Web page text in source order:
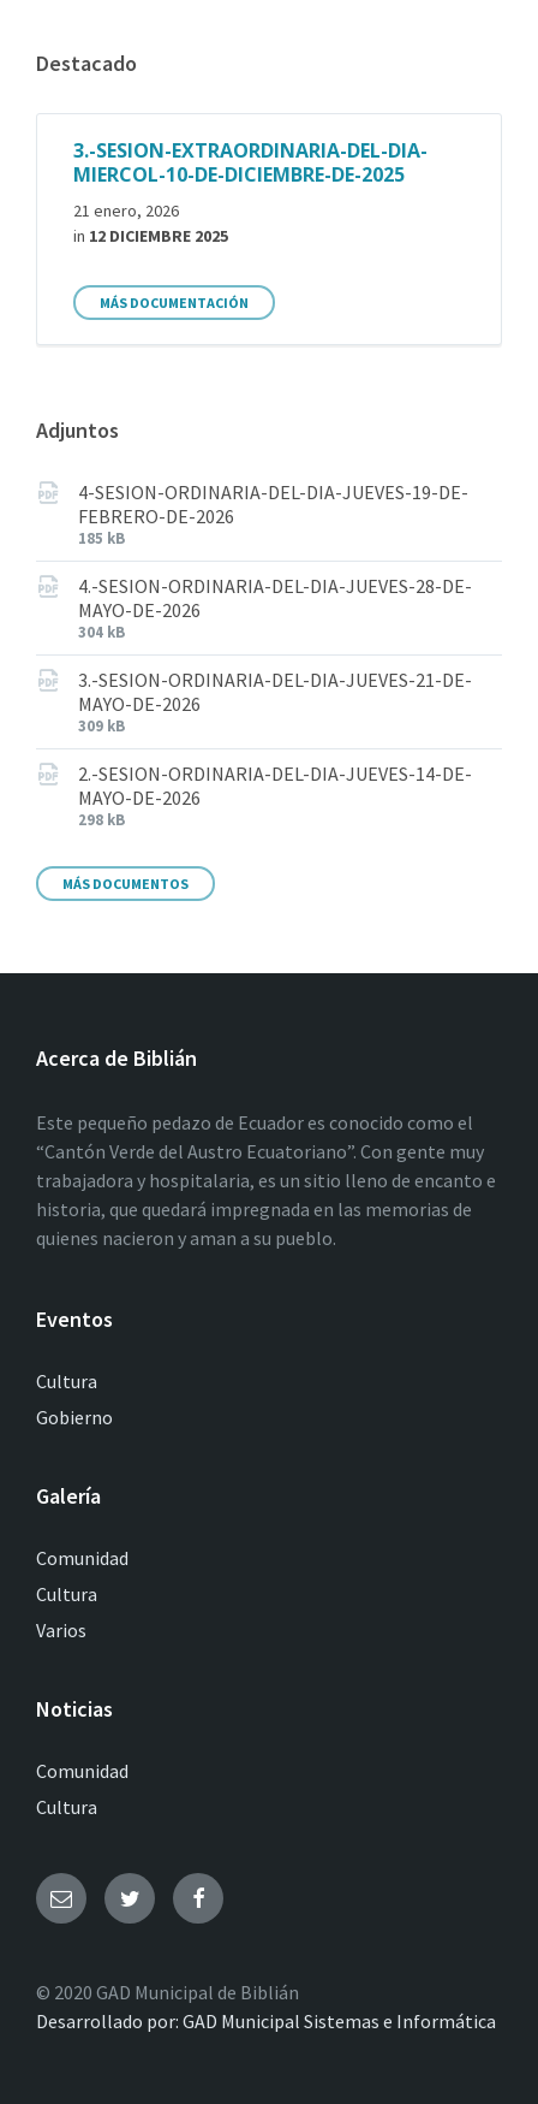
Destacado
3.-SESION-EXTRAORDINARIA-DEL-DIA-
MIERCOL-10-DE-DICIEMBRE-DE-2025
21 enero, 2026
in 12 DICIEMBRE 2025
MÁS DOCUMENTACIÓN
Adjuntos
4-SESION-ORDINARIA-DEL-DIA-JUEVES-19-DE-
FEBRERO-DE-2026
185 kB
4.-SESION-ORDINARIA-DEL-DIA-JUEVES-28-DE-
MAYO-DE-2026
304 kB
3.-SESION-ORDINARIA-DEL-DIA-JUEVES-21-DE-
MAYO-DE-2026
309 kB
2.-SESION-ORDINARIA-DEL-DIA-JUEVES-14-DE-
MAYO-DE-2026
298 kB
MÁS DOCUMENTOS
Acerca de Biblián
Este pequeño pedazo de Ecuador es conocido como el
“Cantón Verde del Austro Ecuatoriano”. Con gente muy
trabajadora y hospitalaria, es un sitio lleno de encanto e
historia, que quedará impregnada en las memorias de
quienes nacieron y aman a su pueblo.
Eventos
Cultura
Gobierno
Galería
Comunidad
Cultura
Varios
Noticias
Comunidad
Cultura
© 2020 GAD Municipal de Biblián
Desarrollado por: GAD Municipal Sistemas e Informática